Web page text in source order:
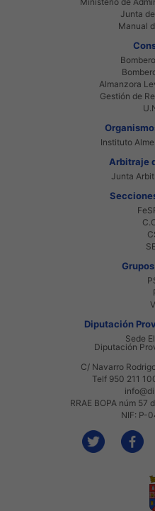
Junta
Manual
Almanzora
Gestión de
Instituto
Arbitraje
Junta
Diputación
Sede
Diputación
C/ Navarro
Telf 950 211
RRAE BOPA núm
NIF: P-